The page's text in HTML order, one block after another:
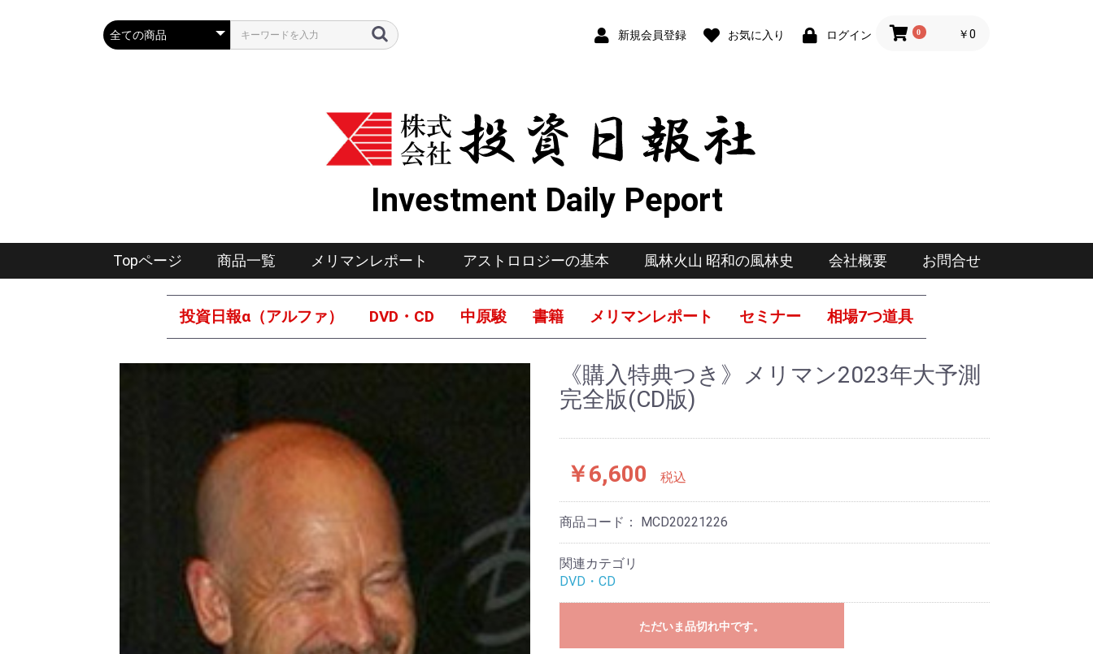
新規会員登録 お気に入り ログイン 0 ￥0
Investment Daily Peport
Topページ 商品一覧 メリマンレポート アストロロジーの基本 風林火山 昭和の風林史 会社概要 お問合せ
投資日報α（アルファ） DVD・CD 中原駿 書籍 メリマンレポート セミナー 相場7つ道具
《購入特典つき》メリマン2023年大予測
完全版(CD版)
￥6,600 税込
商品コード： MCD20221226
関連カテゴリ
DVD・CD
ただいま品切れ中です。